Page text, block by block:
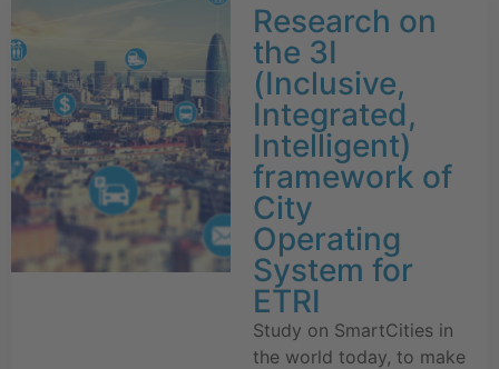
Research on
the 3I
(Inclusive,
Integrated,
Intelligent)
framework of
City
Operating
System for
ETRI
Study on SmartCities in
the world today, to make